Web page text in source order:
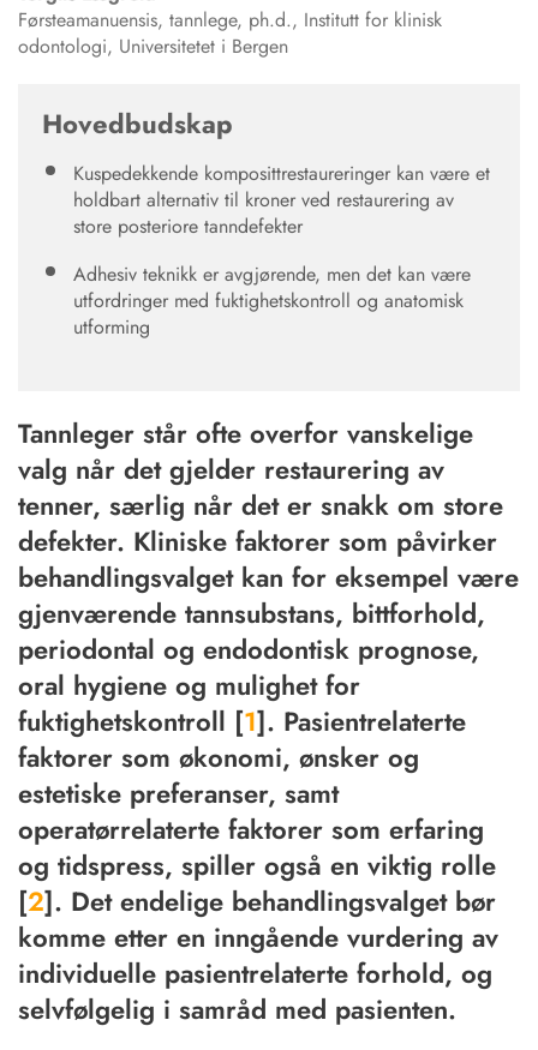
Førsteamanuensis, tannlege, ph.d., Institutt for klinisk
odontologi, Universitetet i Bergen
Hovedbudskap
Kuspedekkende komposittrestaureringer kan være et
holdbart alternativ til kroner ved restaurering av
store posteriore tanndefekter
Adhesiv teknikk er avgjørende, men det kan være
utfordringer med fuktighetskontroll og anatomisk
utforming
Tannleger står ofte overfor vanskelige
valg når det gjelder restaurering av
tenner, særlig når det er snakk om store
defekter. Kliniske faktorer som påvirker
behandlingsvalget kan for eksempel være
gjenværende tannsubstans, bittforhold,
periodontal og endodontisk prognose,
oral hygiene og mulighet for
fuktighetskontroll [1]. Pasientrelaterte
faktorer som økonomi, ønsker og
estetiske preferanser, samt
operatørrelaterte faktorer som erfaring
og tidspress, spiller også en viktig rolle
[2]. Det endelige behandlingsvalget bør
komme etter en inngående vurdering av
individuelle pasientrelaterte forhold, og
selvfølgelig i samråd med pasienten.